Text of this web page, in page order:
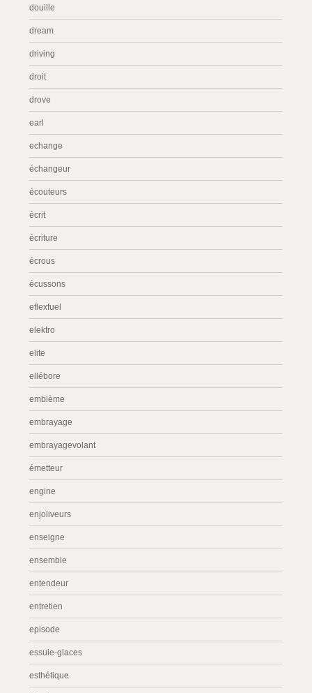
douille
dream
driving
droit
drove
earl
echange
échangeur
écouteurs
écrit
écriture
écrous
écussons
eflexfuel
elektro
elite
ellébore
emblème
embrayage
embrayagevolant
émetteur
engine
enjoliveurs
enseigne
ensemble
entendeur
entretien
episode
essuie-glaces
esthétique